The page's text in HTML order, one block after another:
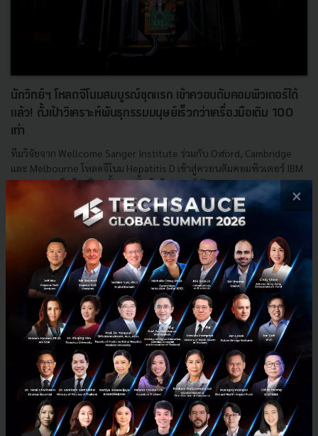
นักวิทย์ฯ โหลดจีโนมสมบูรณ์ชุดแรก เข้าควอนตัมคอมพิวเตอร์ได้
แล้ว! ตั้งเป้าวิเคราะห์พันธุกรรมมนุษย์เร็วกว่าเครื่องมือเดิม 100
เท่า
ทีมวิจัยจาก Wellcome Sanger Institute ร่วมกับ Oxford, Cambridge
และ Melbourne โหลดจีโนม Hepatitis D เข้าสู่ควอนตัมคอมพิวเตอร์ IBM
Heron 156 คิวบิตเป็นครั้งแรก ตั้งเป้าวิเคราะห์พันจ...
เมษายน 21, 2026| ByTechsauce Team
Genomics Pangenome IBM Heron Hepatitis D
E-mail :contact@techsauce.co
Tel : 02-001-5375
Mobile : 06-4658-9500
×